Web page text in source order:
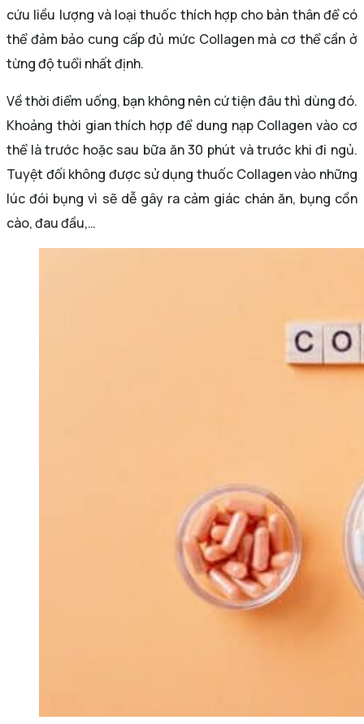
cứu liều lượng và loại thuốc thích hợp cho bản thân để có
thể đảm bảo cung cấp đủ mức Collagen mà cơ thể cần ở
từng độ tuổi nhất định.
Về thời điểm uống, bạn không nên cứ tiện đâu thì dùng đó.
Khoảng thời gian thích hợp để dung nạp Collagen vào cơ
thể là trước hoặc sau bữa ăn 30 phút và trước khi đi ngủ.
Tuyệt đối không được sử dụng thuốc Collagen vào những
lúc đói bụng vì sẽ dễ gây ra cảm giác chán ăn, bụng cồn
cào, đau đầu,…